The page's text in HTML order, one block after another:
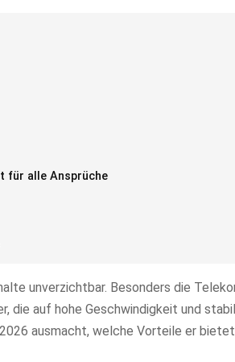
für alle Ansprüche
unverzichtbar. Besonders die
die auf hohe Geschwindigkeit und
ausmacht, welche Vorteile er bietet